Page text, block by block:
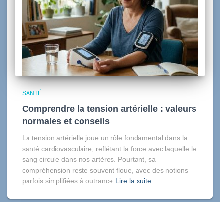
SANTÉ
Comprendre la tension artérielle : valeurs
normales et conseils
La tension artérielle joue un rôle fondamental dans la
santé cardiovasculaire, reflétant la force avec laquelle le
sang circule dans nos artères. Pourtant, sa
compréhension reste souvent floue, avec des notions
parfois simplifiées à outrance Lire la suite